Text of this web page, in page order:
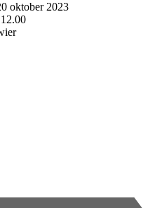
oktober 2023